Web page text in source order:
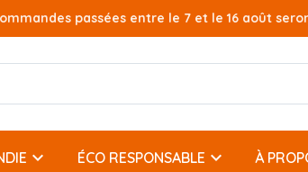
commandes passées entre le 7 et le 16 août
keyboard_arrow_down ÉCO RESPONSABLE keyboard_arrow_down À